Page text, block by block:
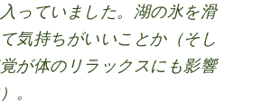
っていました。湖の氷を滑
気持ちがいいことか（そし
が体のリラックスにも影響
。